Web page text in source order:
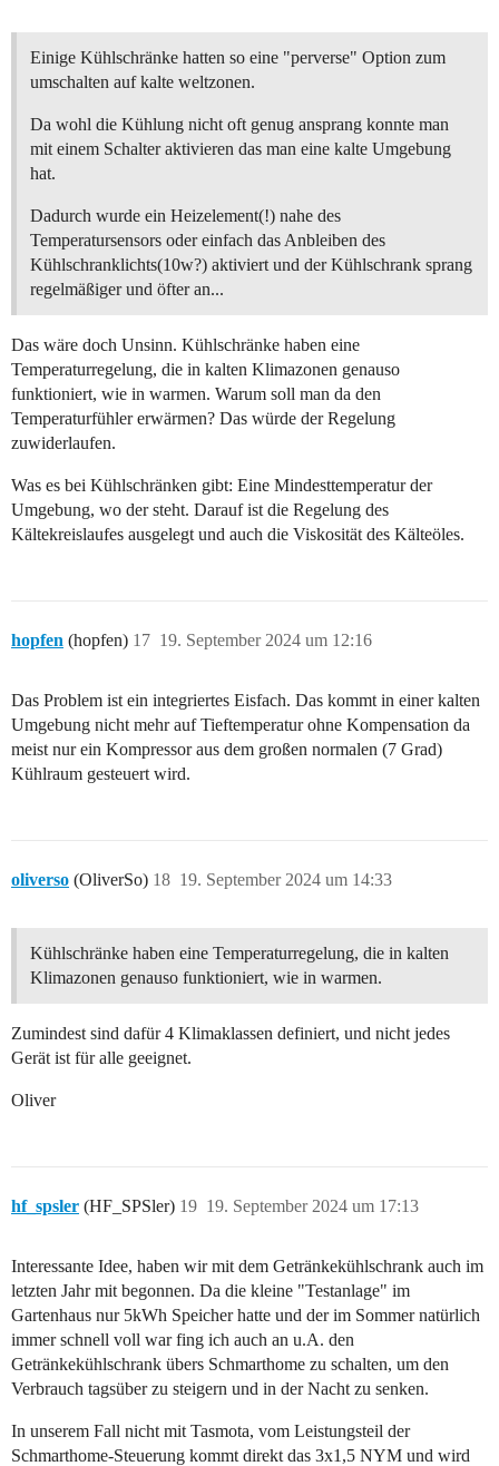
Einige Kühlschränke hatten so eine "perverse" Option zum
umschalten auf kalte weltzonen.
Da wohl die Kühlung nicht oft genug ansprang konnte man
mit einem Schalter aktivieren das man eine kalte Umgebung
hat.
Dadurch wurde ein Heizelement(!) nahe des
Temperatursensors oder einfach das Anbleiben des
Kühlschranklichts(10w?) aktiviert und der Kühlschrank sprang
regelmäßiger und öfter an...
Das wäre doch Unsinn. Kühlschränke haben eine
Temperaturregelung, die in kalten Klimazonen genauso
funktioniert, wie in warmen. Warum soll man da den
Temperaturfühler erwärmen? Das würde der Regelung
zuwiderlaufen.
Was es bei Kühlschränken gibt: Eine Mindesttemperatur der
Umgebung, wo der steht. Darauf ist die Regelung des
Kältekreislaufes ausgelegt und auch die Viskosität des Kälteöles.
hopfen (hopfen) 19. September 2024 um 12:16
17
Das Problem ist ein integriertes Eisfach. Das kommt in einer kalten
Umgebung nicht mehr auf Tieftemperatur ohne Kompensation da
meist nur ein Kompressor aus dem großen normalen (7 Grad)
Kühlraum gesteuert wird.
oliverso (OliverSo) 19. September 2024 um 14:33
18
Kühlschränke haben eine Temperaturregelung, die in kalten
Klimazonen genauso funktioniert, wie in warmen.
Zumindest sind dafür 4 Klimaklassen definiert, und nicht jedes
Gerät ist für alle geeignet.
Oliver
hf_spsler (HF_SPSler) 19. September 2024 um 17:13
19
Interessante Idee, haben wir mit dem Getränkekühlschrank auch im
letzten Jahr mit begonnen. Da die kleine "Testanlage" im
Gartenhaus nur 5kWh Speicher hatte und der im Sommer natürlich
immer schnell voll war fing ich auch an u.A. den
Getränkekühlschrank übers Schmarthome zu schalten, um den
Verbrauch tagsüber zu steigern und in der Nacht zu senken.
In unserem Fall nicht mit Tasmota, vom Leistungsteil der
Schmarthome-Steuerung kommt direkt das 3x1,5 NYM und wird